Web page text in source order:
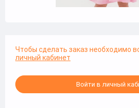
Чтобы сделать заказ необходимо
личный кабинет
Войти в личный